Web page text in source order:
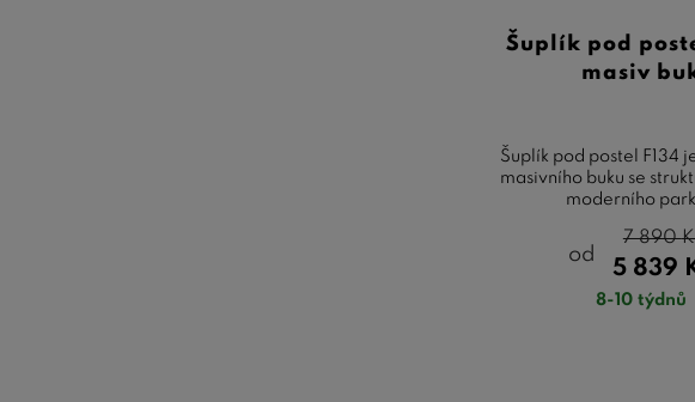
Šuplík pod
masiv
Šuplík pod postel F134
masivního buku se
moderního
od
5 839
7 890
8-10 týdnů